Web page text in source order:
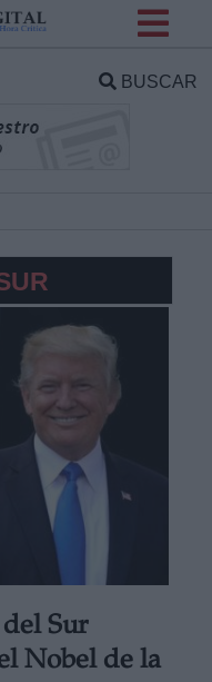
BUSCAR
Sur
Nobel de la